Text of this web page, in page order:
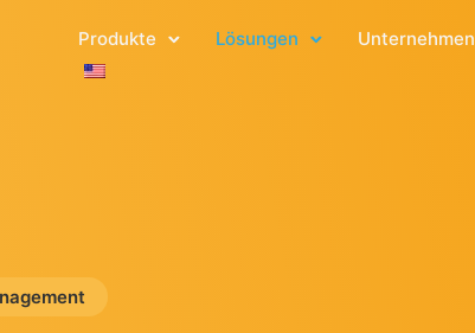
Produkte Lösungen Unternehmen